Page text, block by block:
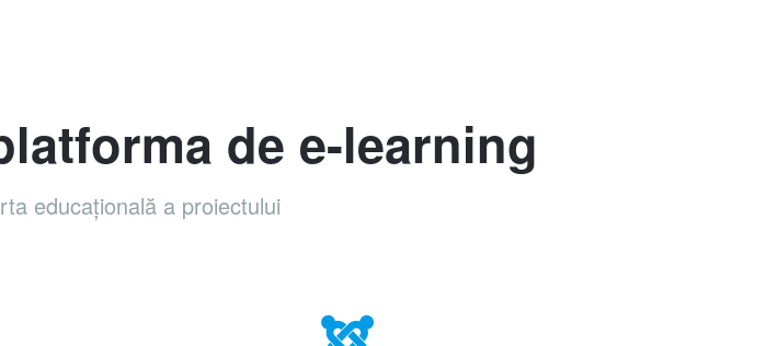
de e-learning
educațională a proiectului